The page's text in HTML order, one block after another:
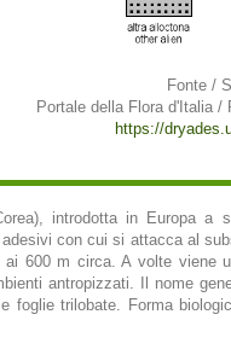
Fonte /
Portale della Flora d'Italia
https://
introdotta in Europa a
con cui si attacca al
600 m circa. A volte viene
antropizzati. Il nome
foglie trilobate. Forma